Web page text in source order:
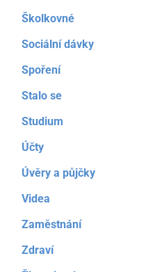
Školkovné
Sociální dávky
Spoření
Stalo se
Studium
Účty
Úvěry a půjčky
Videa
Zaměstnání
Zdraví